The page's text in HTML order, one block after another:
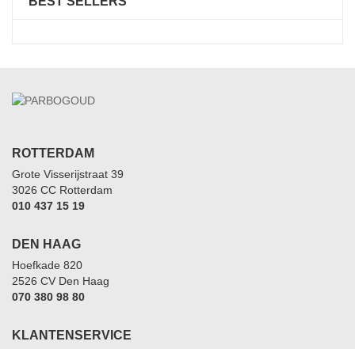
ROTTERDAM
Grote Visserijstraat 39
3026 CC Rotterdam
010 437 15 19
DEN HAAG
Hoefkade 820
2526 CV Den Haag
070 380 98 80
KLANTENSERVICE